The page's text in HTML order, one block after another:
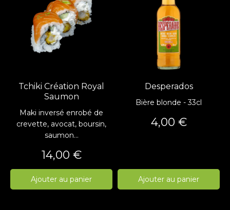
Tchiki Création Royal
Saumon
Maki inversé enrobé de
crevette, avocat, boursin,
saumon...
Prix
14,00 €
Ajouter au panier
Desperados
Bière blonde - 33cl
Prix
4,00 €
Ajouter au panier